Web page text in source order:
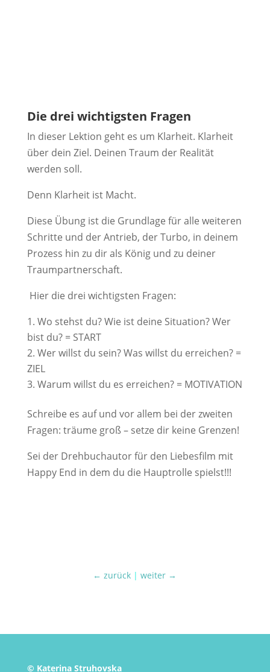
Die drei wichtigsten Fragen
In dieser Lektion geht es um Klarheit. Klarheit
über dein Ziel. Deinen Traum der Realität
werden soll.
Denn Klarheit ist Macht.
Diese Übung ist die Grundlage für alle weiteren
Schritte und der Antrieb, der Turbo, in deinem
Prozess hin zu dir als König und zu deiner
Traumpartnerschaft.
Hier die drei wichtigsten Fragen:
Wo stehst du? Wie ist deine Situation? Wer
bist du? = START
Wer willst du sein? Was willst du erreichen? =
ZIEL
Warum willst du es erreichen? = MOTIVATION
Schreibe es auf und vor allem bei der zweiten
Fragen: träume groß – setze dir keine Grenzen!
Sei der Drehbuchautor für den Liebesfilm mit
Happy End in dem du die Hauptrolle spielst!!!
← zurück |weiter →
© Katerina Struhovska